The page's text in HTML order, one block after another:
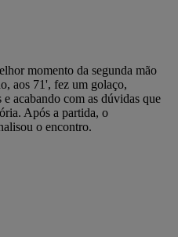
momento da segunda mão
aos 71', fez um golaço,
acabando com as dúvidas que
Após a partida, o
o encontro.